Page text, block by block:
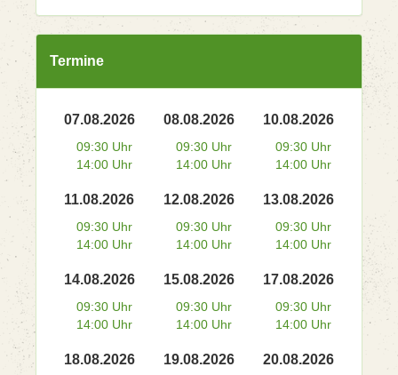
Termine
07.08.2026
09:30 Uhr
14:00 Uhr
08.08.2026
09:30 Uhr
14:00 Uhr
10.08.2026
09:30 Uhr
14:00 Uhr
11.08.2026
09:30 Uhr
14:00 Uhr
12.08.2026
09:30 Uhr
14:00 Uhr
13.08.2026
09:30 Uhr
14:00 Uhr
14.08.2026
09:30 Uhr
14:00 Uhr
15.08.2026
09:30 Uhr
14:00 Uhr
17.08.2026
09:30 Uhr
14:00 Uhr
18.08.2026 19.08.2026 20.08.2026